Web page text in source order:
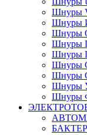
Шнуры
Шнуры
Шнуры
Шнуры
Шнуры
Шнуры
Шнуры
Шнуры
Шнуры